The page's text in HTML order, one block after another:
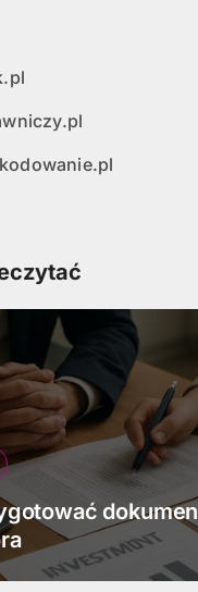
prawa i